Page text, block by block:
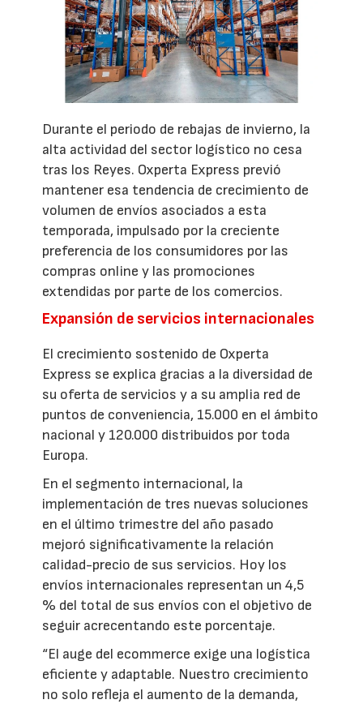
Durante el periodo de rebajas de invierno, la
alta actividad del sector logístico no cesa
tras los Reyes. Oxperta Express previó
mantener esa tendencia de crecimiento de
volumen de envíos asociados a esta
temporada, impulsado por la creciente
preferencia de los consumidores por las
compras online y las promociones
extendidas por parte de los comercios.
Expansión de servicios internacionales
El crecimiento sostenido de Oxperta
Express se explica gracias a la diversidad de
su oferta de servicios y a su amplia red de
puntos de conveniencia, 15.000 en el ámbito
nacional y 120.000 distribuidos por toda
Europa.
En el segmento internacional, la
implementación de tres nuevas soluciones
en el último trimestre del año pasado
mejoró significativamente la relación
calidad-precio de sus servicios. Hoy los
envíos internacionales representan un 4,5
% del total de sus envíos con el objetivo de
seguir acrecentando este porcentaje.
“El auge del ecommerce exige una logística
eficiente y adaptable. Nuestro crecimiento
no solo refleja el aumento de la demanda,